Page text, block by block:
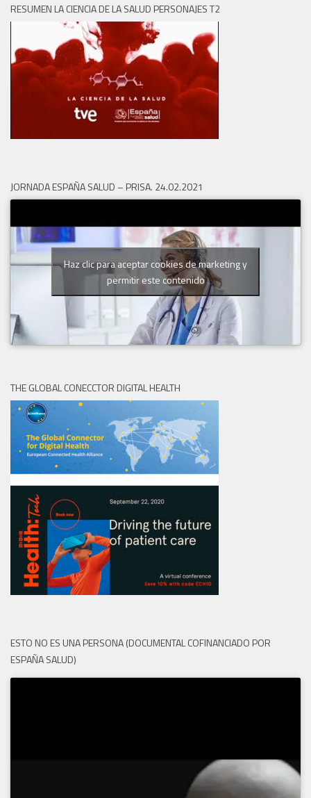
RESUMEN LA CIENCIA DE LA SALUD PERSONAJES T2
JORNADA ESPAÑA SALUD – PRISA. 24.02.2021
Haz clic para aceptar cookies de marketing y
permitir este contenido
THE GLOBAL CONECCTOR DIGITAL HEALTH
ESTO NO ES UNA PERSONA (DOCUMENTAL COFINANCIADO POR
ESPAÑA SALUD)